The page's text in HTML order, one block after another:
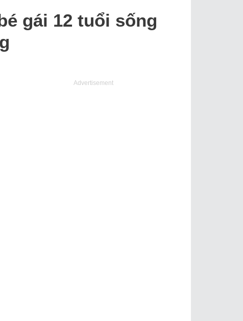
gái 12 tuổi sống
Advertisement